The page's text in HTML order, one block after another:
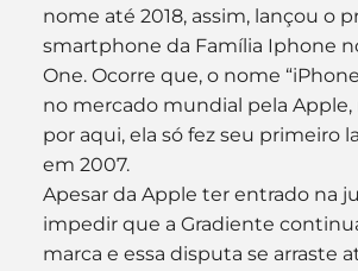
nome até 2018, assim, lançou o
smartphone da Família Iphone
One. Ocorre que, o nome
no mercado mundial pela
por aqui, ela só fez seu primeiro
em 2007.
Apesar da Apple ter entrado na
impedir que a Gradiente
marca e essa disputa se arraste